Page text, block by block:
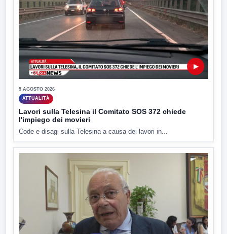
▶
5 AGOSTO 2026
ATTUALITÀ
Lavori sulla Telesina il Comitato SOS 372 chiede
l'impiego dei movieri
Code e disagi sulla Telesina a causa dei lavori in...